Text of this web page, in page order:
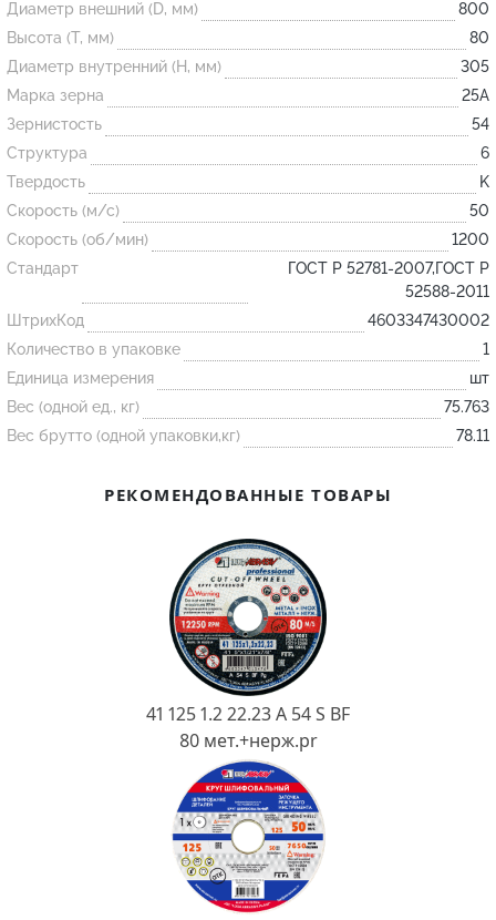
Огнеупорные
изделия
Скачать каталог
Тигель
Муфель
Черпак
Шербер
Трубка
Стержень
Пробка
Подставка
Лодочка
Ковш разливочный
Огнеупорная SiC смесь
Диаметр внешний (D, мм)
800
Высота (T, мм)
80
Диаметр внутренний (H, мм)
305
Марка зерна
25А
Зернистость
54
Структура
6
Твердость
K
Скорость (м/с)
50
Скорость (об/мин)
1200
Стандарт
ГОСТ Р 52781-2007,ГОСТ Р
52588-2011
ШтрихКод
4603347430002
Количество в упаковке
1
Единица измерения
шт
Вес (одной ед., кг)
75.763
Вес брутто (одной упаковки,кг)
78.11
РЕКОМЕНДОВАННЫЕ ТОВАРЫ
41 125 1.2 22.23 A 54 S BF
80 мет.+нерж.pr